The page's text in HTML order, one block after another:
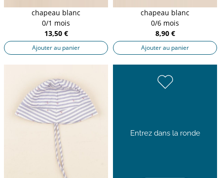
chapeau blanc
0/1 mois
13,50 €
Ajouter au panier
chapeau blanc
0/6 mois
8,90 €
Ajouter au panier
Entrez dans la ronde